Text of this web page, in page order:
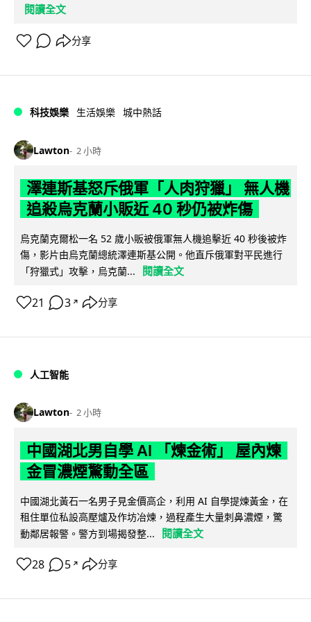
閱讀全文
分享
科技娛樂 生活娛樂 城中熱話
Lawton 2 小時
澤連斯基怒斥俄軍「人肉狩獵」 無人機
追殺烏克蘭小販近 40 秒仍被炸傷
烏克蘭克爾松一名 52 歲小販被俄軍無人機追擊近 40 秒後被炸
傷，影片由烏克蘭總統澤連斯基公開。他直斥俄軍對平民進行
「狩獵式」攻擊，烏克蘭...
閱讀全文
21 3 ↗ 分享
人工智能
Lawton 2 小時
中國湖北男自學 AI 「煉金術」 屋內煉
金冒濃煙驚動全區
中國湖北黃石一名男子見金價高企，利用 AI 自學提煉黃金，在
租住單位私設高壓爐及作坊冶煉，過程產生大量刺鼻濃煙，驚
動鄰居報警。警方到場揭發整...
閱讀全文
28 5 ↗ 分享